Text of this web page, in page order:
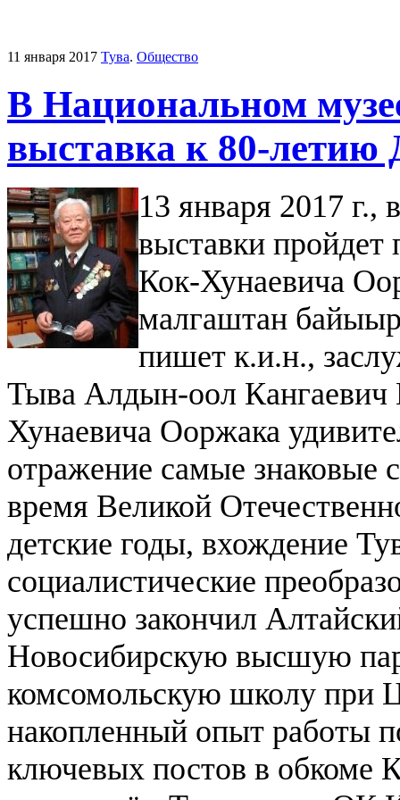
11 января 2017 Тува. Общество
В Национальном
выставка к 80-летию
13 января 2017 г.,
выставки пройдет
Кок-Хунаевича
малгаштан
пишет к.и.н.,
Тыва Алдын-оол Кангаевич
Хунаевича Ооржака
отражение самые
время Великой
детские годы, вхождение
социалистические
успешно закончил
Новосибирскую высшую
комсомольскую школу
накопленный опыт работы
ключевых постов в обкоме